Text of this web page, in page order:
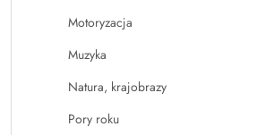
Motoryzacja
Muzyka
Natura, krajobrazy
Pory roku